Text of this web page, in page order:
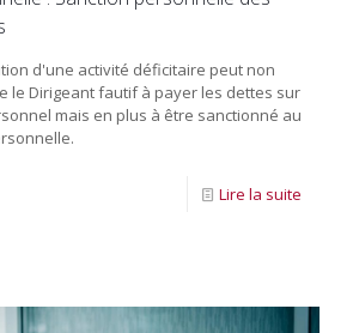
d'une activité déficitaire peut non
le Dirigeant fautif à payer les dettes sur
mais en plus à être sanctionné au
Lire la suite